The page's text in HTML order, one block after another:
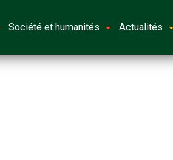
Société et humanités Actualités